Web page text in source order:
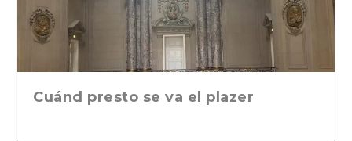
Cuánd presto se va el plazer